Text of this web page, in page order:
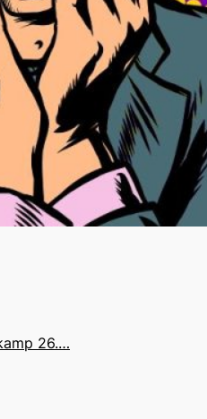
26.…